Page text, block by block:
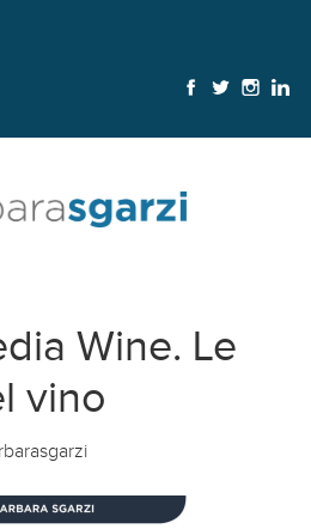
Wine. Le
vino